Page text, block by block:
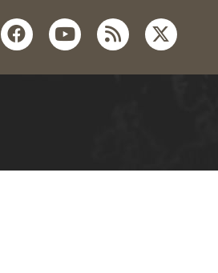
facebookyoutube
rss twitter